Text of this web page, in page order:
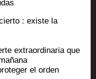
: existe la
extra­or­di­na­ria que
el orden